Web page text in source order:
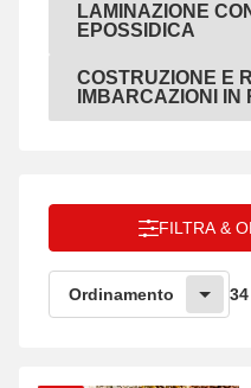
LAMINAZIONE
EPOSSIDICA
COSTRUZIONE E
IMBARCAZIONI
FILTRA &
Ordinamento